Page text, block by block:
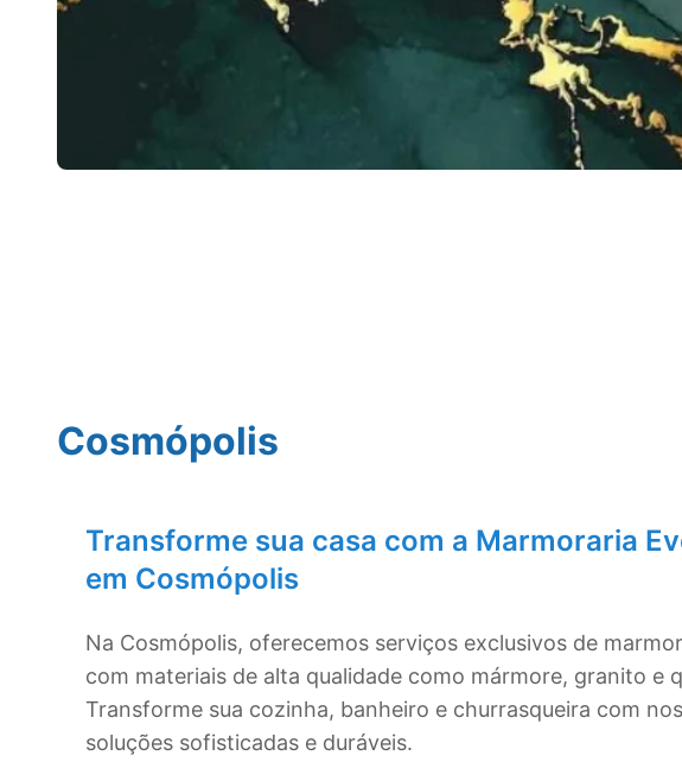
Cosmópolis
Transforme sua casa com a Marmoraria
em Cosmópolis
Na Cosmópolis, oferecemos serviços exclusivos de
com materiais de alta qualidade como mármore, granito e
Transforme sua cozinha, banheiro e churrasqueira com
soluções sofisticadas e duráveis.